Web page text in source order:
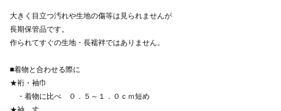
大きく目立つ汚れや生地の傷等は見られませんが
長期保管品です。
作られてすぐの生地・長襦袢ではありません。
■着物と合わせる際に
★裄・袖巾
・着物に比べ ０．５～１．０ｃｍ短め